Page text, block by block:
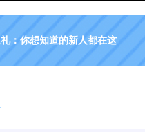
：你想知道的新人都在这